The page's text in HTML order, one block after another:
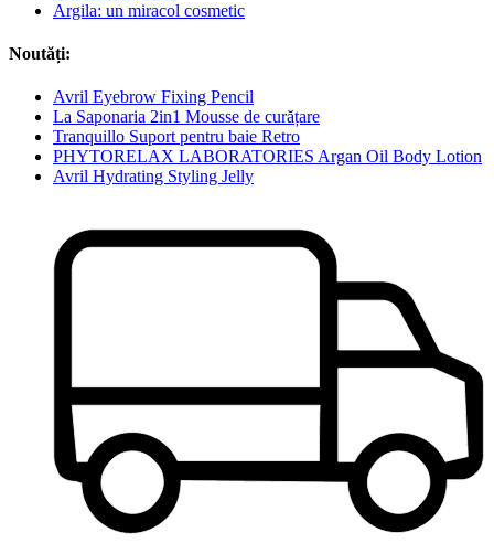
Argila: un miracol cosmetic
Noutăți:
Avril Eyebrow Fixing Pencil
La Saponaria 2in1 Mousse de curățare
Tranquillo Suport pentru baie Retro
PHYTORELAX LABORATORIES Argan Oil Body Lotion
Avril Hydrating Styling Jelly